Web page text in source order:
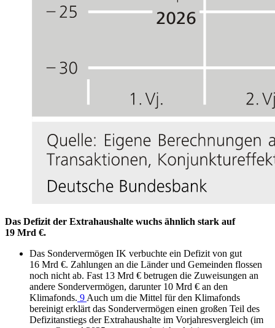
Das Defizit der Extrahaushalte wuchs ähnlich stark auf
19 Mrd €.
Das Sondervermögen IK verbuchte ein Defizit von gut
16 Mrd €. Zahlungen an die Länder und Gemeinden flossen
noch nicht ab. Fast 13 Mrd € betrugen die Zuweisungen an
andere Sondervermögen, darunter 10 Mrd € an den
Klimafonds. 9 Auch um die Mittel für den Klimafonds
bereinigt erklärt das Sondervermögen einen großen Teil des
Defizitanstiegs der Extrahaushalte im Vorjahresvergleich (im